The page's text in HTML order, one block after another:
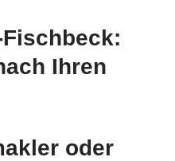
Ihren
oder